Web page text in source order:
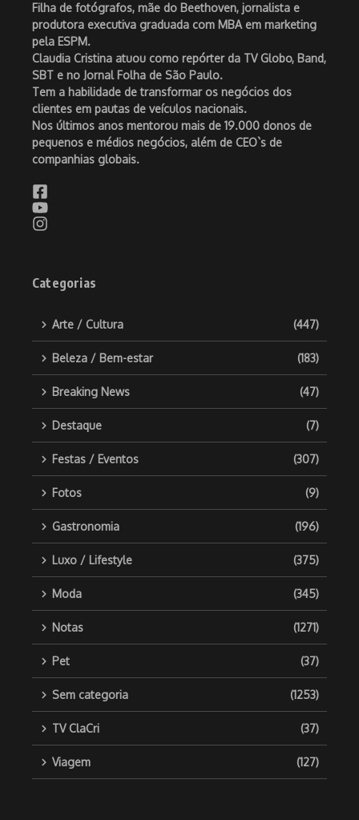
Filha de fotógrafos, mãe do Beethoven, jornalista e
produtora executiva graduada com MBA em marketing
pela ESPM.
Claudia Cristina atuou como repórter da TV Globo, Band,
SBT e no Jornal Folha de São Paulo.
Tem a habilidade de transformar os negócios dos
clientes em pautas de veículos nacionais.
Nos últimos anos mentorou mais de 19.000 donos de
pequenos e médios negócios, além de CEO`s de
companhias globais.
Categorias
Arte / Cultura (447)
Beleza / Bem-estar (183)
Breaking News (47)
Destaque (7)
Festas / Eventos (307)
Fotos (9)
Gastronomia (196)
Luxo / Lifestyle (375)
Moda (345)
Notas (1271)
Pet (37)
Sem categoria (1253)
TV ClaCri (37)
Viagem (127)